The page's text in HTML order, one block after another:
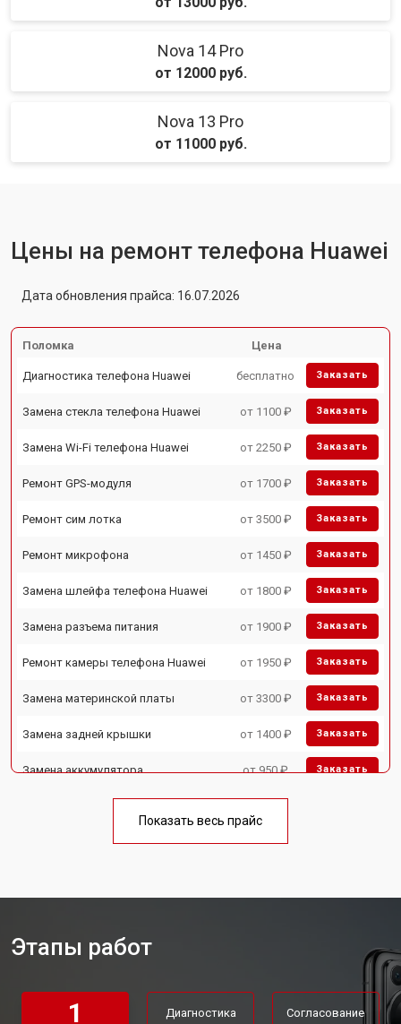
Nova 14 Pro
от 12000 руб.
Nova 13 Pro
от 11000 руб.
Цены на ремонт телефона Huawei
Дата обновления прайса: 16.07.2026
Поломка Цена
Диагностика телефона Huawei бесплатно Заказать
Замена стекла телефона Huawei от 1100 ₽ Заказать
Замена Wi-Fi телефона Huawei от 2250 ₽ Заказать
Ремонт GPS-модуля от 1700 ₽ Заказать
Ремонт сим лотка от 3500 ₽ Заказать
Ремонт микрофона от 1450 ₽ Заказать
Замена шлейфа телефона Huawei от 1800 ₽ Заказать
Замена разъема питания от 1900 ₽ Заказать
Ремонт камеры телефона Huawei от 1950 ₽ Заказать
Замена материнской платы от 3300 ₽ Заказать
Замена задней крышки от 1400 ₽ Заказать
Замена аккумулятора от 950 ₽ Заказать
Ремонт цепи питания от 3200 ₽
Показать весь прайс
Этапы работ
1 Диагностика Согласование